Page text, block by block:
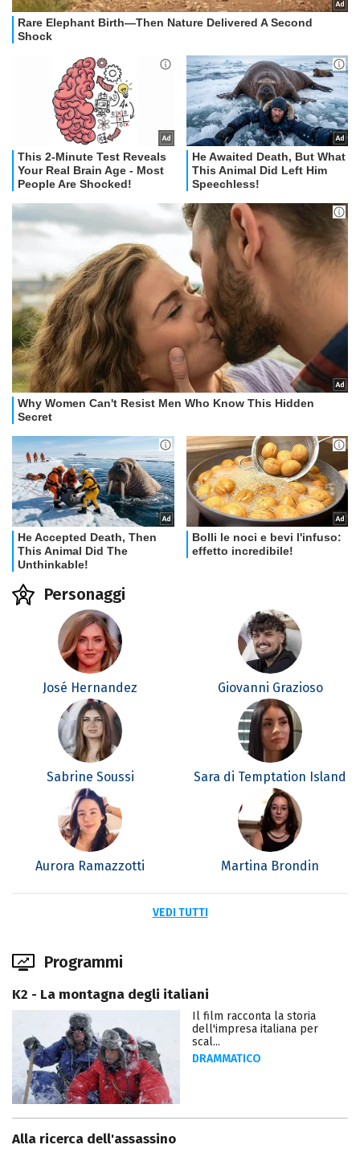
Personaggi
José Hernandez Giovanni Grazioso
Sabrine Soussi Sara di Temptation Island
Aurora Ramazzotti Martina Brondin
VEDI TUTTI
Programmi
K2 - La montagna degli italiani
Il film racconta la storia
dell'impresa italiana per
scal...
DRAMMATICO
Alla ricerca dell'assassino